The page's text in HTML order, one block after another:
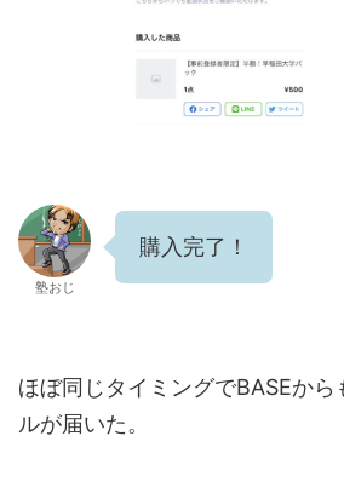
塾おじ
購入完了！
ほぼ同じタイミングでBASEか
ルが届いた。